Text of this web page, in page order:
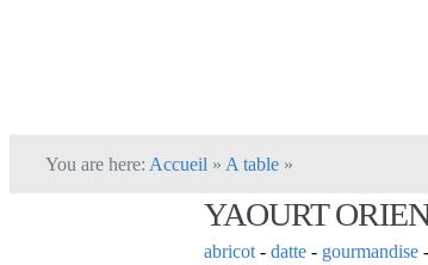
You are here: Accueil » A table »
YAOURT
abricot - datte - gourmandise -